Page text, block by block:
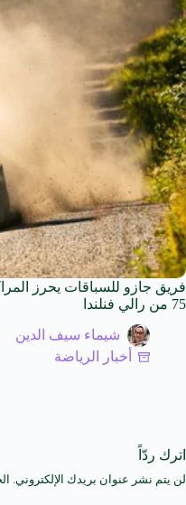
فريق جازو للسباقات يحرز
75 من رالي فنلندا
شيماء سيف الدين
أخبار الرياضة
اترك ردّاً
لن يتم نشر عنوان بريدك الإلكتروني.
A